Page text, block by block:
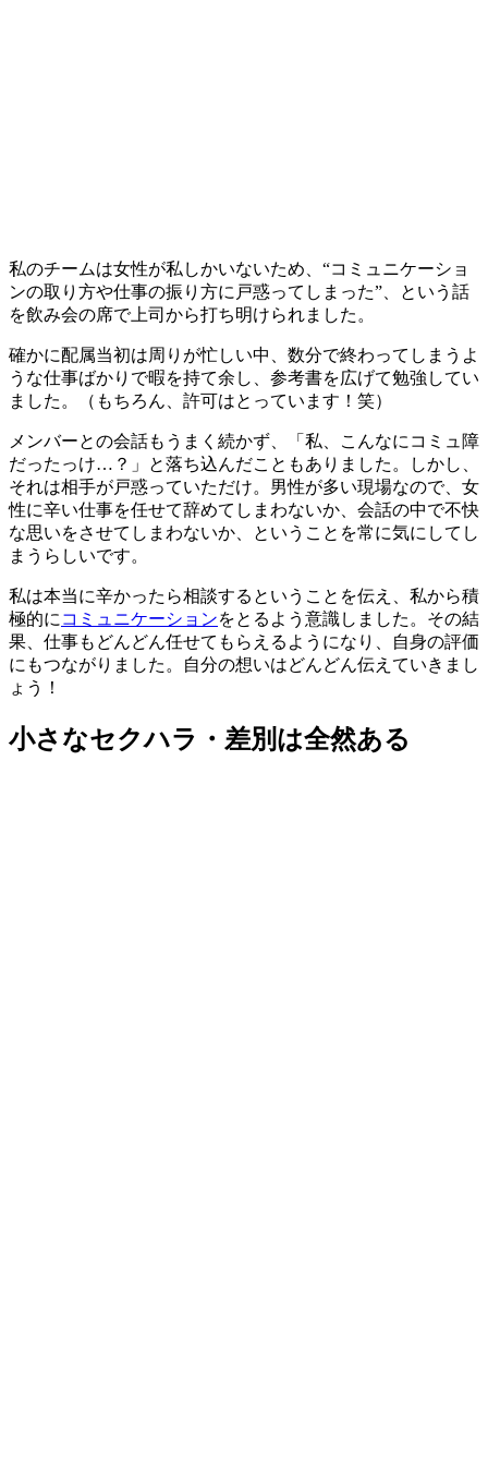
私のチームは女性が私しかいないため、“コミュニケーショ
ンの取り方や仕事の振り方に戸惑ってしまった”、という話
を飲み会の席で上司から打ち明けられました。
確かに配属当初は周りが忙しい中、数分で終わってしまうよ
うな仕事ばかりで暇を持て余し、参考書を広げて勉強してい
ました。（もちろん、許可はとっています！笑）
メンバーとの会話もうまく続かず、「私、こんなにコミュ障
だったっけ…？」と落ち込んだこともありました。しかし、
それは相手が戸惑っていただけ。男性が多い現場なので、女
性に辛い仕事を任せて辞めてしまわないか、会話の中で不快
な思いをさせてしまわないか、ということを常に気にしてし
まうらしいです。
私は本当に辛かったら相談するということを伝え、私から積
極的にコミュニケーションをとるよう意識しました。その結
果、仕事もどんどん任せてもらえるようになり、自身の評価
にもつながりました。自分の想いはどんどん伝えていきまし
ょう！
小さなセクハラ・差別は全然ある